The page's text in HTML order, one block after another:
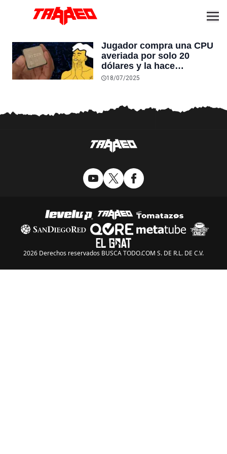
Jugador compra una CPU
averiada por solo 20
dólares y la hace
funcionar de nuevo de
18/07/2025
2026 Derechos reservados BUSCA TODO.COM S. DE R.L. DE C.V.